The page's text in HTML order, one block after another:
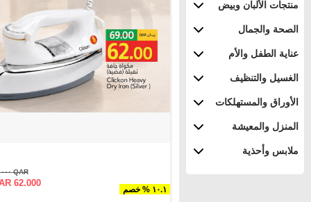
منتجات الألبان وبيض
الصحة والجمال
عناية الطفل والأم
الغسيل والتنظيف
الأوراق والمستهلكات
المنزل والمعيشة
ملابس وأحذية
١٠.١ % خصم
QAR ٦٩.٠٠٠
62.000